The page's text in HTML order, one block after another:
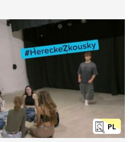
filmový štáb,
Viktorie a Valéra připravují
však přeruší výbuchy
tomu nemohou dorazit.
PL